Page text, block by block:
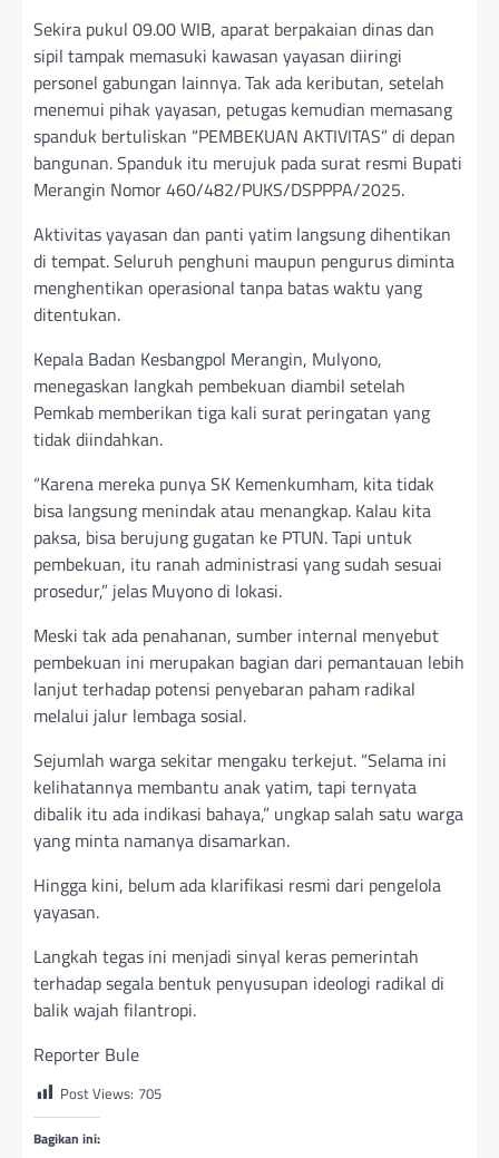
Sekira pukul 09.00 WIB, aparat berpakaian dinas dan
sipil tampak memasuki kawasan yayasan diiringi
personel gabungan lainnya. Tak ada keributan, setelah
menemui pihak yayasan, petugas kemudian memasang
spanduk bertuliskan “PEMBEKUAN AKTIVITAS” di depan
bangunan. Spanduk itu merujuk pada surat resmi Bupati
Merangin Nomor 460/482/PUKS/DSPPPA/2025.
Aktivitas yayasan dan panti yatim langsung dihentikan
di tempat. Seluruh penghuni maupun pengurus diminta
menghentikan operasional tanpa batas waktu yang
ditentukan.
Kepala Badan Kesbangpol Merangin, Mulyono,
menegaskan langkah pembekuan diambil setelah
Pemkab memberikan tiga kali surat peringatan yang
tidak diindahkan.
“Karena mereka punya SK Kemenkumham, kita tidak
bisa langsung menindak atau menangkap. Kalau kita
paksa, bisa berujung gugatan ke PTUN. Tapi untuk
pembekuan, itu ranah administrasi yang sudah sesuai
prosedur,” jelas Muyono di lokasi.
Meski tak ada penahanan, sumber internal menyebut
pembekuan ini merupakan bagian dari pemantauan lebih
lanjut terhadap potensi penyebaran paham radikal
melalui jalur lembaga sosial.
Sejumlah warga sekitar mengaku terkejut. “Selama ini
kelihatannya membantu anak yatim, tapi ternyata
dibalik itu ada indikasi bahaya,” ungkap salah satu warga
yang minta namanya disamarkan.
Hingga kini, belum ada klarifikasi resmi dari pengelola
yayasan.
Langkah tegas ini menjadi sinyal keras pemerintah
terhadap segala bentuk penyusupan ideologi radikal di
balik wajah filantropi.
Reporter Bule
Post Views: 705
Bagikan ini: